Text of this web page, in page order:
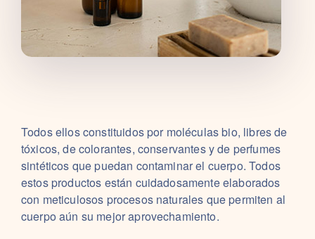
Todos ellos constituidos por moléculas bio, libres de
tóxicos, de colorantes, conservantes y de perfumes
sintéticos que puedan contaminar el cuerpo. Todos
estos productos están cuidadosamente elaborados
con meticulosos procesos naturales que permiten al
cuerpo aún su mejor aprovechamiento.